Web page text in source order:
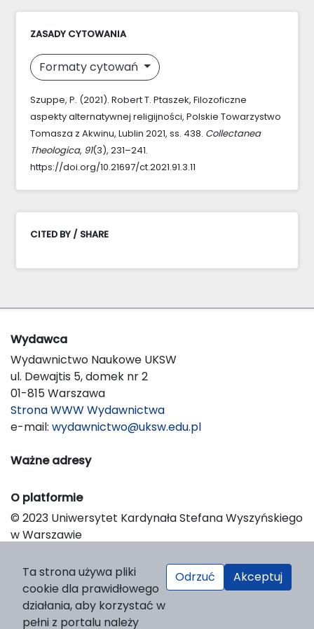
ZASADY CYTOWANIA
Formaty cytowań
Szuppe, P. (2021). Robert T. Ptaszek, Filozoficzne
aspekty alternatywnej religijności, Polskie Towarzystwo
Tomasza z Akwinu, Lublin 2021, ss. 438. Collectanea
Theologica, 91(3), 231–241.
https://doi.org/10.21697/ct.2021.91.3.11
CITED BY / SHARE
Wydawca
Wydawnictwo Naukowe UKSW
ul. Dewajtis 5, domek nr 2
01-815 Warszawa
Strona WWW Wydawnictwa
e-mail: wydawnictwo@uksw.edu.pl
Ważne adresy
O platformie
© 2023 Uniwersytet Kardynała Stefana Wyszyńskiego
w Warszawie
Platform & Workflow by OJS/PKP
Ta strona używa pliki
cookie dla prawidłowego
działania, aby korzystać w
pełni z portalu należy
Odrzuć Akceptuj